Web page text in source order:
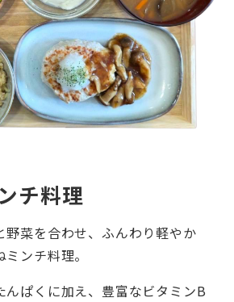
チ料理
野菜を合わせ、ふんわり軽やか
ンチ料理。
んぱくに加え、豊富なビタミンB